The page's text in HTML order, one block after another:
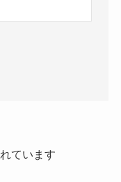
ています